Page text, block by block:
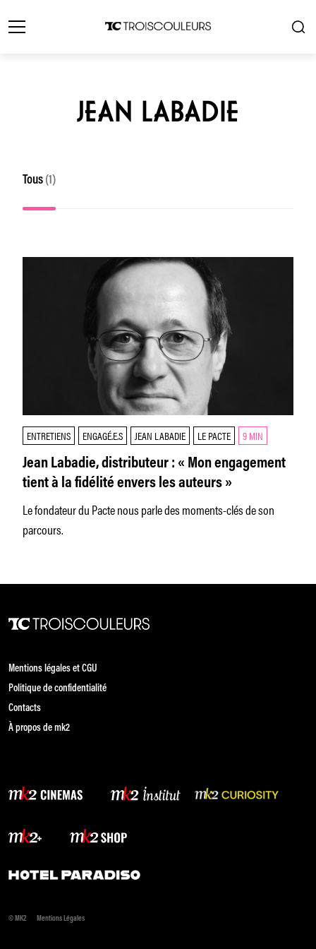
JEAN LABADIE
Tous (1)
ENTRETIENS ENGAGÉ.E.S JEAN LABADIE LE PACTE 9 MIN
Jean Labadie, distributeur : « Mon engagement
tient à la fidélité envers les auteurs »
Le fondateur du Pacte nous parle des moments-clés de son
parcours.
Mentions légales et CGU
Politique de confidentialité
Contacts
À propos de mk2
© MK2 Mentions Légales